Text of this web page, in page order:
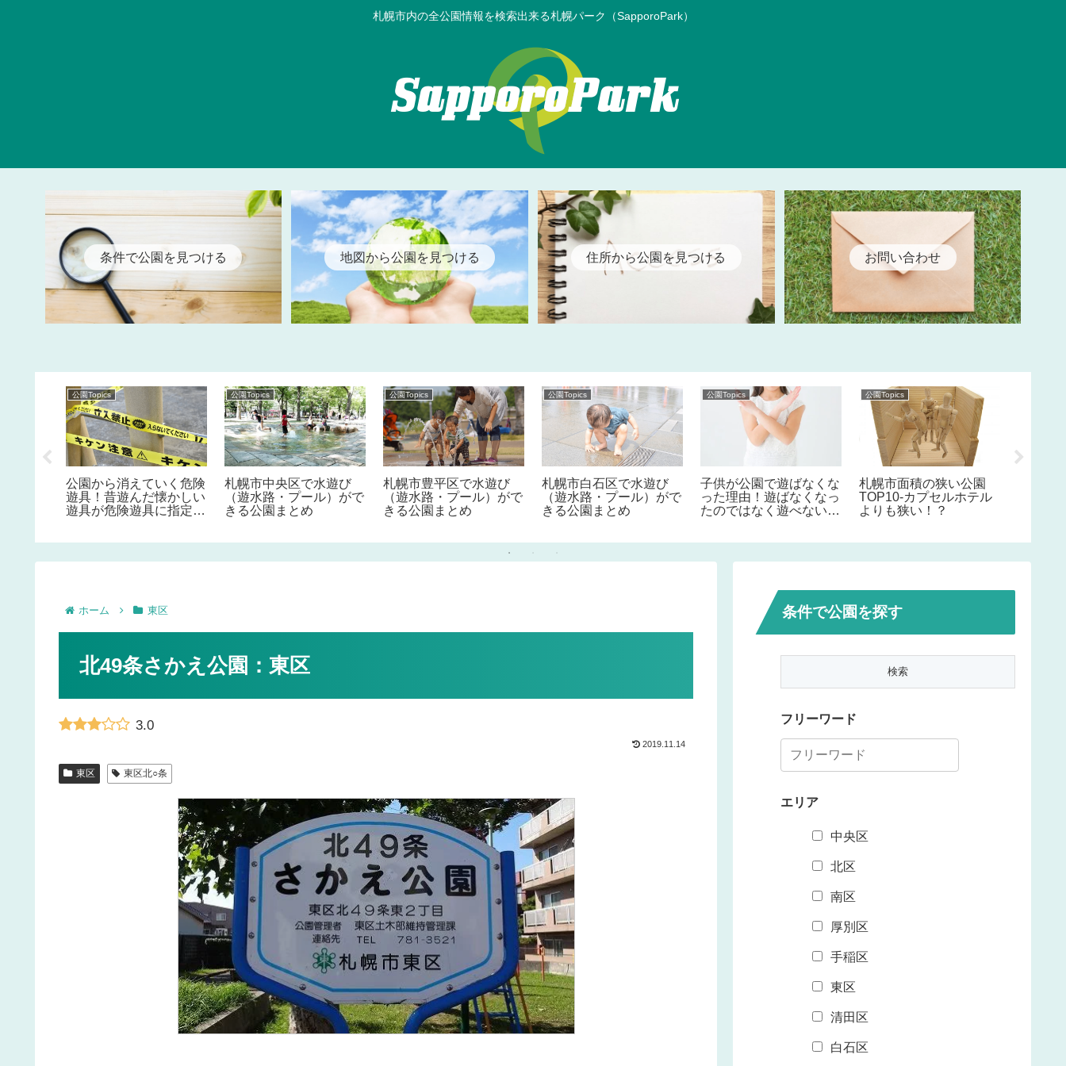
札幌市内の全公園情報を検索出来る札幌パーク（SapporoPark）
条件で公園を見つける 地図から公園を見つける 住所から公園を見つける お問い合わせ
公園Topics
公園から消えていく危険
遊具！昔遊んだ懐かしい
遊具が危険遊具に指定さ
公園Topics
札幌市中央区で水遊び
（遊水路・プール）がで
きる公園まとめ
公園Topics
札幌市豊平区で水遊び
（遊水路・プール）がで
きる公園まとめ
公園Topics
札幌市白石区で水遊び
（遊水路・プール）がで
きる公園まとめ
公園Topics
子供が公園で遊ばなくな
った理由！遊ばなくなっ
たのではなく遊べない！
公園Topics
札幌市面積の狭い公園
TOP10-カプセルホテル
よりも狭い！？
ホーム 東区
北49条さかえ公園：東区
3.0
2019.11.14
東区 東区北○条
条件で公園を探す
フリーワード
エリア
中央区
北区
南区
厚別区
手稲区
東区
清田区
白石区